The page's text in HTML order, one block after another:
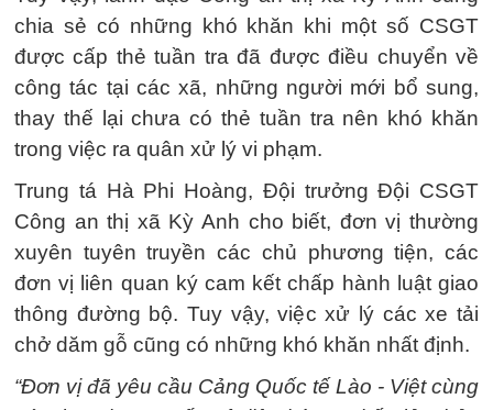
chia sẻ có những khó khăn khi một số CSGT
được cấp thẻ tuần tra đã được điều chuyển về
công tác tại các xã, những người mới bổ sung,
thay thế lại chưa có thẻ tuần tra nên khó khăn
trong việc ra quân xử lý vi phạm.
Trung tá Hà Phi Hoàng, Đội trưởng Đội CSGT
Công an thị xã Kỳ Anh cho biết, đơn vị thường
xuyên tuyên truyền các chủ phương tiện, các
đơn vị liên quan ký cam kết chấp hành luật giao
thông đường bộ. Tuy vậy, việc xử lý các xe tải
chở dăm gỗ cũng có những khó khăn nhất định.
“Đơn vị đã yêu cầu Cảng Quốc tế Lào - Việt cùng